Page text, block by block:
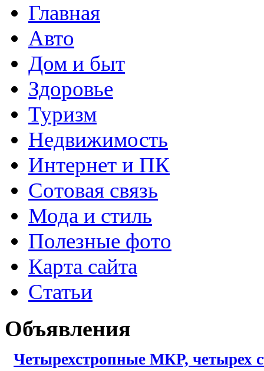
Главная
Авто
Дом и быт
Здоровье
Туризм
Недвижимость
Интернет и ПК
Сотовая связь
Мода и стиль
Полезные фото
Карта сайта
Статьи
Объявления
Четырехстропные МКР, четырех